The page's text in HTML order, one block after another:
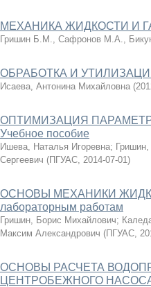
МЕХАНИКА ЖИДКОСТИ И
Гришин Б.М., Сафронов М.А.,
ОБРАБОТКА И
Исаева, Антонина Михайловна (
ОПТИМИЗАЦИЯ
Учебное пособие
Ишева, Наталья Игоревна;
Сергеевич (ПГУАС, 2014-07-01)
ОСНОВЫ МЕХАНИКИ
лабораторным работам
Гришин, Борис Михайлович;
Максим Александрович (ПГУАС,
ОСНОВЫ РАСЧЕТА
ЦЕНТРОБЕЖНОГО НАСОСА.